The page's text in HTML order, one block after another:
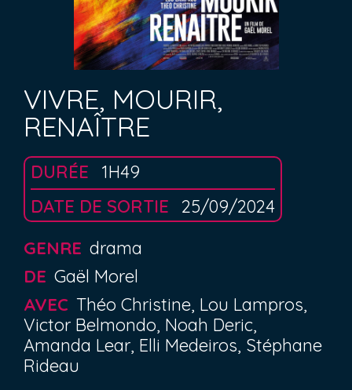
VIVRE, MOURIR,
RENAÎTRE
DURÉE
1H49
DATE DE SORTIE
25/09/2024
GENRE drama
DE Gaël Morel
AVEC Théo Christine, Lou Lampros,
Victor Belmondo, Noah Deric,
Amanda Lear, Elli Medeiros, Stéphane
Rideau